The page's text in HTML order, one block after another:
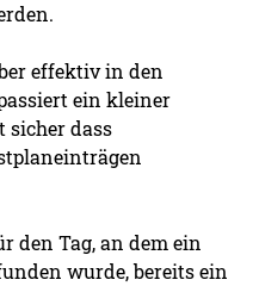
effektiv in den
ein kleiner
sicher dass
den Tag, an dem ein
wurde, bereits ein